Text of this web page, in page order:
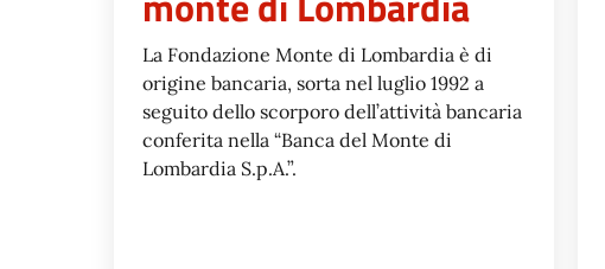
La Fondazione Monte di Lombardia è di
origine bancaria, sorta nel luglio 1992 a
seguito dello scorporo dell’attività bancaria
conferita nella “Banca del Monte di
Lombardia S.p.A.”.